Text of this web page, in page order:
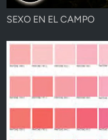
SEXO EN EL CAMPO